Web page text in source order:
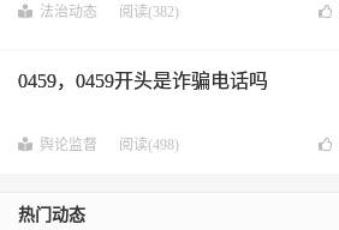
法治动态 阅读(382)
0459，0459开头是诈骗电话吗
舆论监督 阅读(498)
热门动态